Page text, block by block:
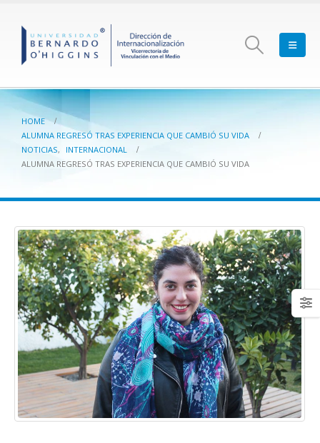
HOME
ALUMNA REGRESÓ TRAS EXPERIENCIA QUE CAMBIÓ SU VIDA
NOTICIAS,
INTERNACIONAL
ALUMNA REGRESÓ TRAS EXPERIENCIA QUE CAMBIÓ SU VIDA